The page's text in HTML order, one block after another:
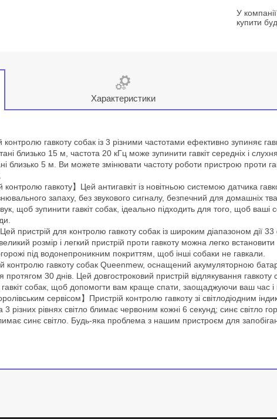
У
купити
Характеристики
контролю гавкоту собак із 3 різними частотами ефективно зупиняє
близько 15 м, частота 20 кГц може зупинити гавкіт середніх і
близько 5 м. Ви можете змінювати частоту роботи пристрою проти
гавкоту】Цей антигавкіт із новітньою системою датчика
запаху, без звукового сигналу, безпечний для домашніх
щоб зупинити гавкіт собак, ідеально підходить для того, щоб
Цей пристрій для контролю гавкоту собак із широким діапазоном дії
розмір і легкий пристрій проти гавкоту можна легко
під водонепроникним покриттям, щоб інші собаки не гавкали.
контролю гавкоту собак Queenmew, оснащений акумуляторною
30 днів. Цей довгостроковий пристрій відлякування гавкоту
собак, щоб допомогти вам краще спати, заощаджуючи ваш час і
сервісом】Пристрій контролю гавкоту зі світлодіодним
рівнях світло блимає червоним кожні 6 секунд; синє світло
синє світло. Будь-яка проблема з нашим пристроєм для